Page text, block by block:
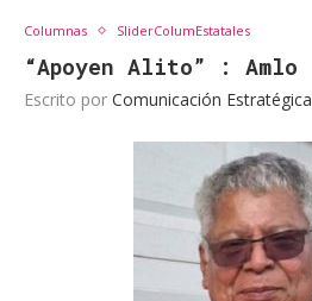
Columnas SliderColumEstatales
“Apoyen Alito” : Amlo
Escrito por Comunicación Estratégica